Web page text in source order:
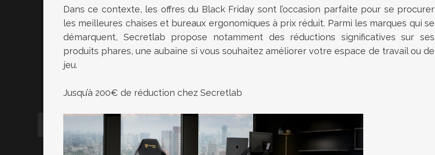
Dans ce contexte, les offres du Black Friday sont l’occasion parfaite pour se procurer
les meilleures chaises et bureaux ergonomiques à prix réduit. Parmi les marques qui se
démarquent, Secretlab propose notamment des réductions significatives sur ses
produits phares, une aubaine si vous souhaitez améliorer votre espace de travail ou de
jeu.
Jusqu’à 200€ de réduction chez Secretlab